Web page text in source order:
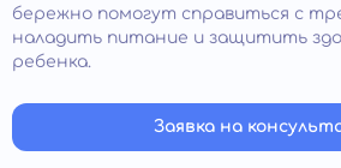
бережно помогут справиться с
наладить питание и защитить
ребенка.
Заявка на